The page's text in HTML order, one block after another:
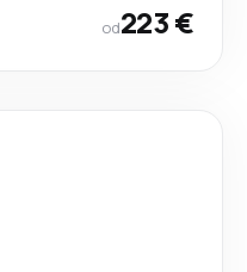
od223 €